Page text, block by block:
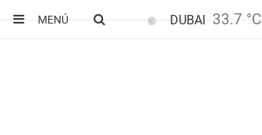
MENÚ
DUBAI 33.7 °C